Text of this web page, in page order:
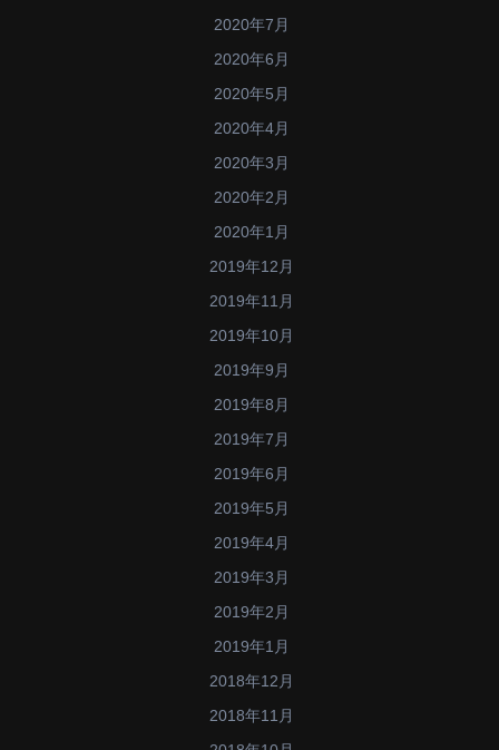
2020年7月
2020年6月
2020年5月
2020年4月
2020年3月
2020年2月
2020年1月
2019年12月
2019年11月
2019年10月
2019年9月
2019年8月
2019年7月
2019年6月
2019年5月
2019年4月
2019年3月
2019年2月
2019年1月
2018年12月
2018年11月